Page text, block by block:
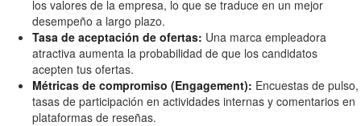
los valores de la empresa, lo que se traduce en un mejor
desempeño a largo plazo.
Tasa de aceptación de ofertas: Una marca empleadora
atractiva aumenta la probabilidad de que los candidatos
acepten tus ofertas.
Métricas de compromiso (Engagement): Encuestas de pulso,
tasas de participación en actividades internas y comentarios en
plataformas de reseñas.